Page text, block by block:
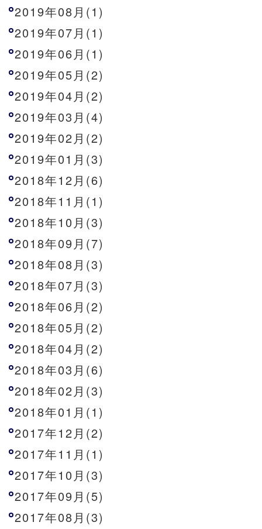
2019年08月(1)
2019年07月(1)
2019年06月(1)
2019年05月(2)
2019年04月(2)
2019年03月(4)
2019年02月(2)
2019年01月(3)
2018年12月(6)
2018年11月(1)
2018年10月(3)
2018年09月(7)
2018年08月(3)
2018年07月(3)
2018年06月(2)
2018年05月(2)
2018年04月(2)
2018年03月(6)
2018年02月(3)
2018年01月(1)
2017年12月(2)
2017年11月(1)
2017年10月(3)
2017年09月(5)
2017年08月(3)